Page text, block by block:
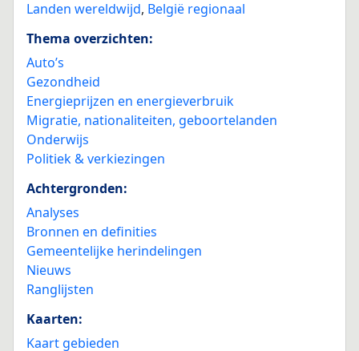
Landen wereldwijd, België regionaal
Thema overzichten:
Auto’s
Gezondheid
Energieprijzen en energieverbruik
Migratie, nationaliteiten, geboortelanden
Onderwijs
Politiek & verkiezingen
Achtergronden:
Analyses
Bronnen en definities
Gemeentelijke herindelingen
Nieuws
Ranglijsten
Kaarten:
Kaart gebieden